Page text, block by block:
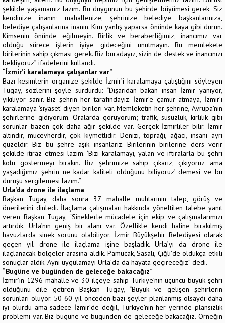
şekilde yaşamamız lazım. Bu duygunun bu şehirde büyümesi gerek. Siz
kendinize inanın; mahallenize, şehrinize belediye başkanlarınıza,
belediye çalışanlarına inanın. Kim yanlış yaparsa önünde kaya gibi durun.
Kimsenin önünde eğilmeyin. Birlik ve beraberliğimiz, inancımız var
olduğu sürece işlerin iyiye gideceğini unutmayın. Bu memlekete
birilerinin sahip çıkması gerek. Biz buradayız, sizin de destek ve inancınızı
bekliyoruz” ifadelerini kullandı.
“İzmir’i karalamaya çalışanlar var”
Bazı kesimlerin organize şekilde İzmir’i karalamaya çalıştığını söyleyen
Tugay, sözlerini şöyle sürdürdü: “Dışarıdan bakan insan İzmir yanıyor,
yıkılıyor sanır. Biz şehrin her tarafındayız. İzmir’e çamur atmaya, İzmir’i
karalamaya ‘siyaset’ diyen birileri var. Memleketin her şehrine, Avrupa’nın
şehirlerine gidiyorum. Oralarda görüyorum; trafik, susuzluk, kirlilik gibi
sorunlar bazen çok daha ağır şekilde var. Gerçek İzmirliler bilir. İzmir
altındır, mücevherdir, çok kıymetlidir. Denizi, toprağı, ağacı, insanı ayrı
güzeldir. Biz bu şehre aşık insanlarız. Birilerinin birilerine ders verir
şekilde itiraz etmesi lazım. ‘Bizi karalamayı, yalan ve iftiralarla bu şehri
kötü göstermeyi bırakın. Biz şehrimize sahip çıkarız, çıkıyoruz ama
yaşadığımız şehrin ne kadar kaliteli olduğunu biliyoruz’ demesi ve bu
duruşu sergilemesi lazım.”
Urla’da drone ile ilaçlama
Başkan Tugay, daha sonra 37 mahalle muhtarının talep, görüş ve
önerilerini dinledi. İlaçlama çalışmaları hakkında yöneltilen talebe yanıt
veren Başkan Tugay, “Sineklerle mücadele için ekip ve çalışmalarımızı
artırdık. Urla’nın geniş bir alanı var. Özellikle kendi haline bırakılmış
havuzlarda sinek sorunu olabiliyor. İzmir Büyükşehir Belediyesi olarak
geçen yıl drone ile ilaçlama işine başladık. Urla’yı da drone ile
ilaçlanacak bölgeler arasına aldık. Pamucak, Sasalı, Çiğli’de oldukça etkili
sonuçlar aldık. Aynı uygulamayı Urla’da da hayata geçireceğiz” dedi.
“Bugüne ve bugünden de geleceğe bakacağız”
İzmir’in 1296 mahalle ve 30 ilçeye sahip Türkiye’nin üçüncü büyük şehri
olduğunu dile getiren Başkan Tugay, “Büyük ve gelişen şehirlerin
sorunları oluyor. 50-60 yıl önceden bazı şeyler planlanmış olsaydı daha
iyi olurdu ama sadece İzmir’de değil, Türkiye’nin her yerinde plansızlık
problemi var. Biz bugüne ve bugünden de geleceğe bakacağız. Örneğin